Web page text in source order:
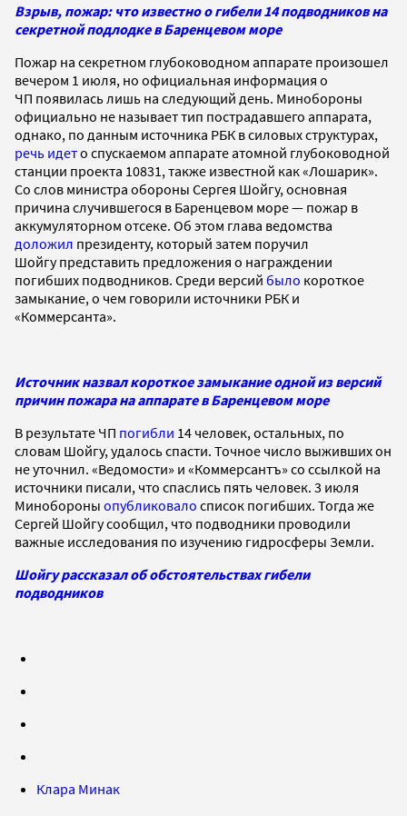
Взрыв, пожар: что известно о гибели 14 подводников на
секретной подлодке в Баренцевом море
Пожар на секретном глубоководном аппарате произошел
вечером 1 июля, но официальная информация о
ЧП появилась лишь на следующий день. Минобороны
официально не называет тип пострадавшего аппарата,
однако, по данным источника РБК в силовых структурах,
речь идето спускаемом аппарате атомной глубоководной
станции проекта 10831, также известной как «Лошарик».
Со слов министра обороны Сергея Шойгу, основная
причина случившегося в Баренцевом море — пожар в
аккумуляторном отсеке. Об этом глава ведомства
доложил президенту, который затем поручил
Шойгу представить предложения о награждении
погибших подводников. Среди версий было короткое
замыкание, о чем говорили источники РБК и
«Коммерсанта».
Источник назвал короткое замыкание одной из версий
причин пожара на аппарате в Баренцевом море
В результате ЧП погибли 14 человек, остальных, по
словам Шойгу, удалось спасти. Точное число выживших он
не уточнил. «Ведомости» и «Коммерсантъ» со ссылкой на
источники писали, что спаслись пять человек. 3 июля
Минобороны опубликовало список погибших. Тогда же
Сергей Шойгу сообщил, что подводники проводили
важные исследования по изучению гидросферы Земли.
Шойгу рассказал об обстоятельствах гибели
подводников
Клара Минак